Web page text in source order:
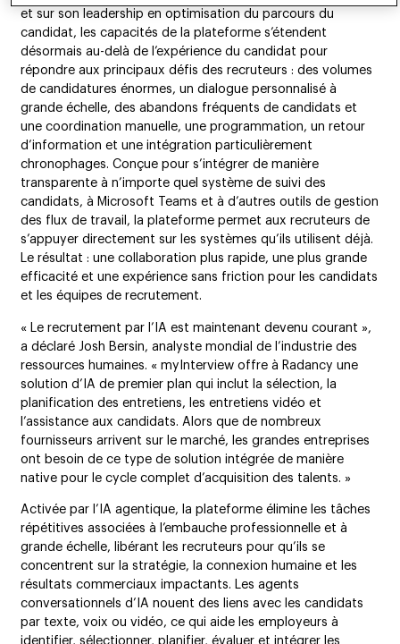
et sur son leadership en optimisation du parcours du
candidat, les capacités de la plateforme s’étendent
désormais au-delà de l’expérience du candidat pour
répondre aux principaux défis des recruteurs : des volumes
de candidatures énormes, un dialogue personnalisé à
grande échelle, des abandons fréquents de candidats et
une coordination manuelle, une programmation, un retour
d’information et une intégration particulièrement
chronophages. Conçue pour s’intégrer de manière
transparente à n’importe quel système de suivi des
candidats, à Microsoft Teams et à d’autres outils de gestion
des flux de travail, la plateforme permet aux recruteurs de
s’appuyer directement sur les systèmes qu’ils utilisent déjà.
Le résultat : une collaboration plus rapide, une plus grande
efficacité et une expérience sans friction pour les candidats
et les équipes de recrutement.
« Le recrutement par l’IA est maintenant devenu courant »,
a déclaré Josh Bersin, analyste mondial de l’industrie des
ressources humaines. « myInterview offre à Radancy une
solution d’IA de premier plan qui inclut la sélection, la
planification des entretiens, les entretiens vidéo et
l’assistance aux candidats. Alors que de nombreux
fournisseurs arrivent sur le marché, les grandes entreprises
ont besoin de ce type de solution intégrée de manière
native pour le cycle complet d’acquisition des talents. »
Activée par l’IA agentique, la plateforme élimine les tâches
répétitives associées à l’embauche professionnelle et à
grande échelle, libérant les recruteurs pour qu’ils se
concentrent sur la stratégie, la connexion humaine et les
résultats commerciaux impactants. Les agents
conversationnels d’IA nouent des liens avec les candidats
par texte, voix ou vidéo, ce qui aide les employeurs à
identifier, sélectionner, planifier, évaluer et intégrer les